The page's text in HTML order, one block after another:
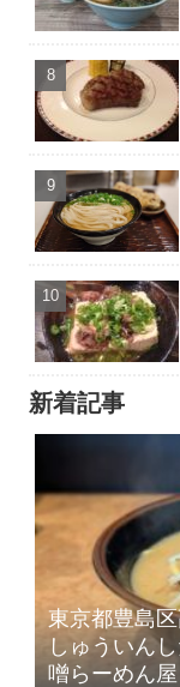
新着記事
東京都豊島
しゅういん
噌らーめん